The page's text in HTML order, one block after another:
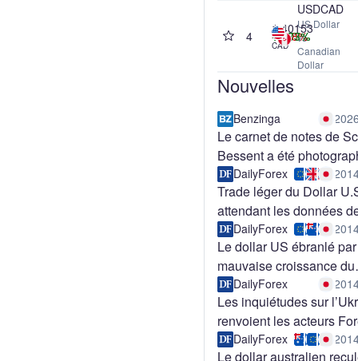
4
USDCAD
US Dollar
vs
Canadian
Dollar
1.40153
CAD
+0.03%
+0.03%
-1.18%
+1.77%
Nouvelles
Benzinga
Le carnet de notes de
Bessent a été
accidentellement à
David - et il révèle un
d'achat pouvant aller
10 milliards de yens
Benzinga France
DailyForex
Trade léger du Dollar U.S en
attendant les données
l’emploi
DailyForex
Le dollar US ébranlé
mauvaise croissance du
premier trimestre
DailyForex
Les inquiétudes sur
renvoient les acteurs
YenDailyForex
Le dollar australien